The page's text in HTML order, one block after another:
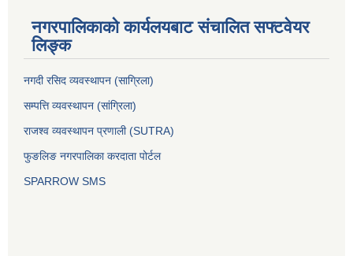
नगरपालिकाको कार्यलयबाट संचालित सफ्टवेयर
लिङ्क
नगदी रसिद व्यवस्थापन (साग्रिला)
सम्पत्ति व्यवस्थापन (सांग्रिला)
राजश्व व्यवस्थापन प्रणाली (SUTRA)
फुङलिङ नगरपालिका करदाता पोर्टल
SPARROW SMS